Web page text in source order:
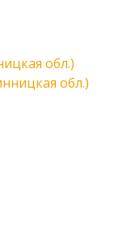
обл.)
обл.)